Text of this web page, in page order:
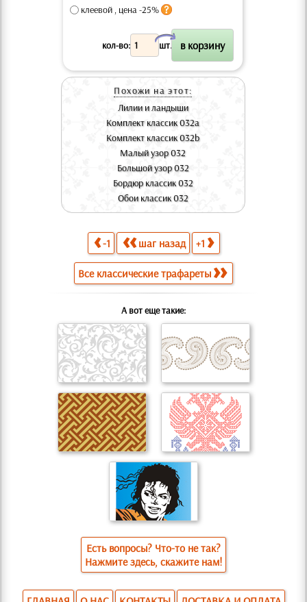
клеевой , цена -25%
кол-во: шт.
X
Похожи на этот:
Лилии и ландыши
Комплект классик 032a
Комплект классик 032b
Малый узор 032
Большой узор 032
Бордюр классик 032
Обои классик 032
-1 шаг назад +1
Все классические трафареты
А вот еще такие:
Есть вопросы? Что-то не так?
Нажмите здесь, скажите нам!